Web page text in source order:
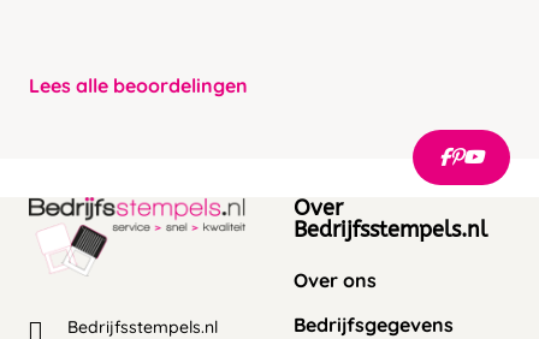
Lees alle beoordelingen
Bedrijfsstempels.nl
Over
Bedrijfsstempels.nl
Over ons
Bedrijfsgegevens